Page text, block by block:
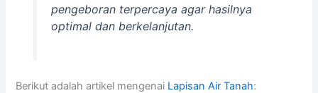
pengeboran terpercaya agar hasilnya
optimal dan berkelanjutan.
Berikut adalah artikel mengenai Lapisan Air Tanah: